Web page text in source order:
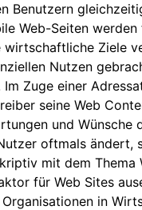
Benutzern
Web-Seiten
wirtschaftliche Ziele
Nutzen
Zuge einer
seine Web
und Wünsche
oftmals ändert,
mit dem Thema
für Web Sites
in